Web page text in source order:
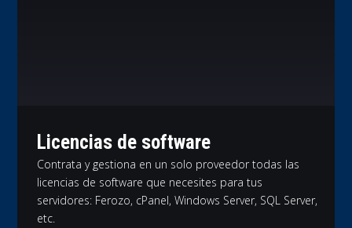
Licencias de software
Contrata y gestiona en un solo proveedor todas las
licencias de software que necesites para tus
servidores: Ferozo, cPanel, Windows Server, SQL Server,
etc.